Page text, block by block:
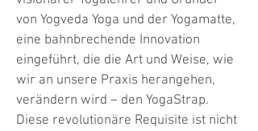
von Yogveda Yoga und der Yogamatte,
eine bahnbrechende Innovation
eingeführt, die die Art und Weise, wie
wir an unsere Praxis herangehen,
verändern wird – den YogaStrap.
Diese revolutionäre Requisite ist nicht